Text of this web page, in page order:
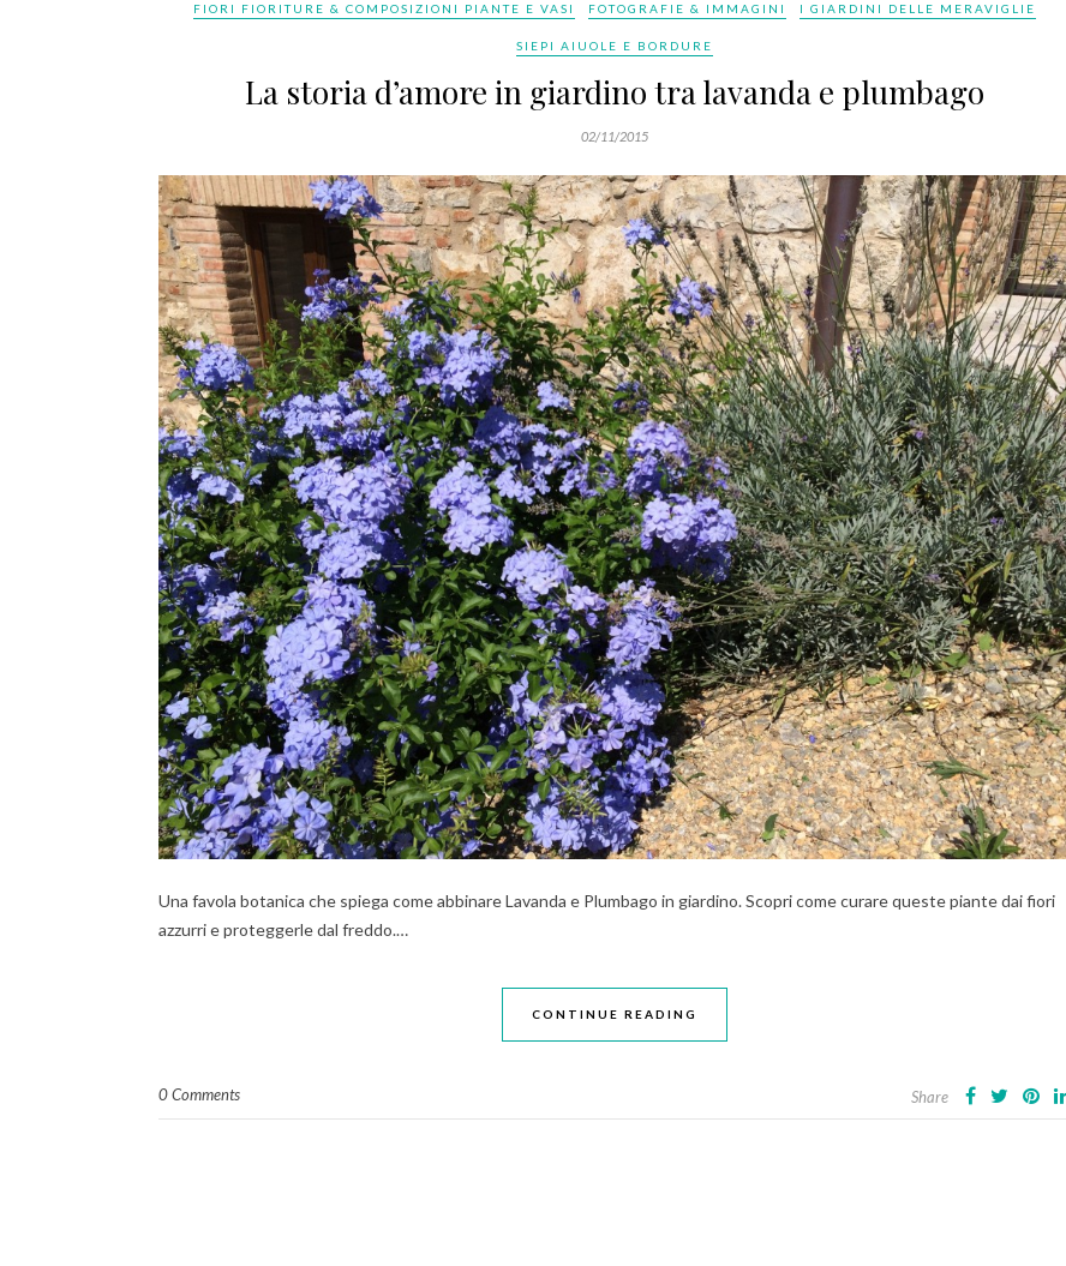
FIORI FIORITURE & COMPOSIZIONI PIANTE E VASI FOTOGRAFIE & IMMAGINI I GIARDINI DELLE MERAVIGLIE
SIEPI AIUOLE E BORDURE
La storia d’amore in giardino tra lavanda e plumbago
02/11/2015
Una favola botanica che spiega come abbinare Lavanda e Plumbago in giardino. Scopri come curare queste piante dai fiori
azzurri e proteggerle dal freddo.…
CONTINUE READING
0 Comments Share